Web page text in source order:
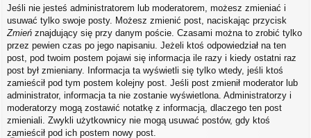
Jeśli nie jesteś administratorem lub moderatorem, możesz zmieniać i
usuwać tylko swoje posty. Możesz zmienić post, naciskając przycisk
Zmień znajdujący się przy danym poście. Czasami można to zrobić tylko
przez pewien czas po jego napisaniu. Jeżeli ktoś odpowiedział na ten
post, pod twoim postem pojawi się informacja ile razy i kiedy ostatni raz
post był zmieniany. Informacja ta wyświetli się tylko wtedy, jeśli ktoś
zamieścił pod tym postem kolejny post. Jeśli post zmienił moderator lub
administrator, informacja ta nie zostanie wyświetlona. Administratorzy i
moderatorzy mogą zostawić notatkę z informacją, dlaczego ten post
zmieniali. Zwykli użytkownicy nie mogą usuwać postów, gdy ktoś
zamieścił pod ich postem nowy post.